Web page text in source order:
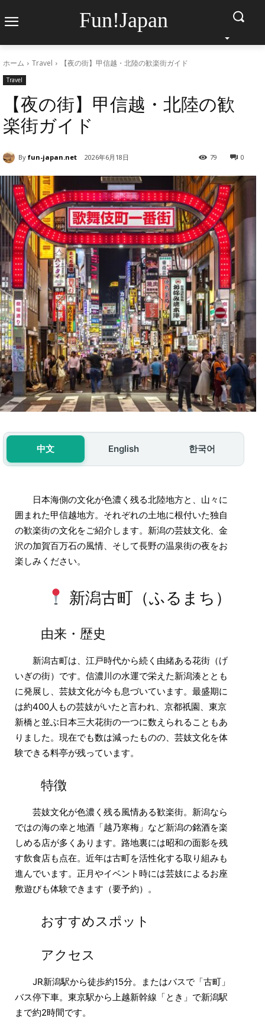
Fun!Japan
ホーム Travel 【夜の街】甲信越・北陸の歓楽街ガイド
Travel
【夜の街】甲信越・北陸の歓
楽街ガイド
By fun-japan.net 2026年6月18日 0
79
中文 English 한국어
日本海側の文化が色濃く残る北陸地方と、山々に
囲まれた甲信越地方。それぞれの土地に根付いた独自
の歓楽街の文化をご紹介します。新潟の芸妓文化、金
沢の加賀百万石の風情、そして長野の温泉街の夜をお
楽しみください。
新潟古町（ふるまち）
由来・歴史
新潟古町は、江戸時代から続く由緒ある花街（げ
いぎの街）です。信濃川の水運で栄えた新潟湊ととも
に発展し、芸妓文化が今も息づいています。最盛期に
は約400人もの芸妓がいたと言われ、京都祇園、東京
新橋と並ぶ日本三大花街の一つに数えられることもあ
りました。現在でも数は減ったものの、芸妓文化を体
験できる料亭が残っています。
特徴
芸妓文化が色濃く残る風情ある歓楽街。新潟なら
ではの海の幸と地酒「越乃寒梅」など新潟の銘酒を楽
しめる店が多くあります。路地裏には昭和の面影を残
す飲食店も点在。近年は古町を活性化する取り組みも
進んでいます。正月やイベント時には芸妓によるお座
敷遊びも体験できます（要予約）。
おすすめスポット
アクセス
JR新潟駅から徒歩約15分。またはバスで「古町」
バス停下車。東京駅から上越新幹線「とき」で新潟駅
まで約2時間です。